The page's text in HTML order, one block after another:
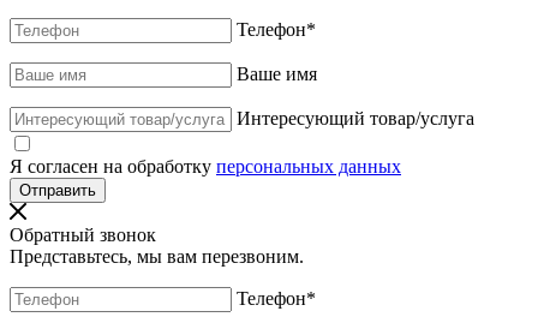
Телефон*
Ваше имя
Интересующий товар/услуга
Я согласен на обработку персональных данных
Обратный звонок
Представьтесь, мы вам перезвоним.
Телефон*